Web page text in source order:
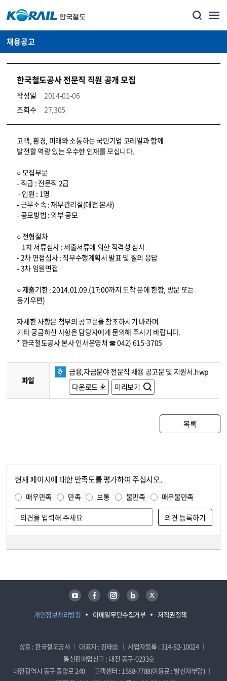
채용공고
한국철도공사 전문직 직원 공개 모집
작성일
2014-01-06
조회수
27,305
코레일소개_경영공시_채용공고 상세보기 – 내용, 파일, 담당자 연락처로 구성
고객, 환경, 미래와 소통하는 국민기업 코레일과 함께
발전할 역량 있는 우수한 인재를 모십니다.
○ 모집부문
- 직급 : 전문직 2급
- 인원 : 1명
- 근무소속 : 재무관리실(대전 본사)
- 공모방법 : 외부 공모
○ 전형절차
- 1차 서류심사 : 제출서류에 의한 적격성 심사
- 2차 면접심사 : 직무수행계획서 발표 및 질의 응답
- 3차 임원면접
○ 제출기한 : 2014.01.09.(17:00까지 도착 분에 한함, 방문 또는
등기우편)
자세한 사항은 첨부의 공고문을 참조하시기 바라며
기타 궁금하신 사항은 담당자에게 문의해 주시기 바랍니다.
* 한국철도공사 본사 인사운영처 ☎ 042) 615-3705
파일
금융,자금분야 전문직 채용 공고문 및 지원서.hwp
다운로드
미리보기
목록
현재 페이지에 대한 만족도를 평가하여 주십시오.
매우만족 만족 보통 불만족 매우불만족
개인정보처리방침 이메일무단수집거부 저작권정책
유튜브 페이스북 인스타그램 블로그 트위터
상호 : 한국철도공사 대표자 : 김태승
사업자등록 : 314-82-10024
통신판매업신고 : 대전 동구-0233호
대전광역시 동구 중앙로 240
고객센터 : 1588-7788(이용료 : 발신자부담)